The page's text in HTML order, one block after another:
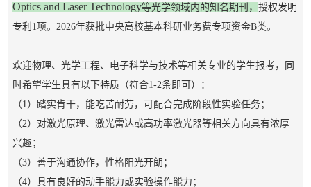
Optics and Laser Technology等光学领域内的知名期刊， 授权发明
专利1项。2026年获批中央高校基本科研业务费专项资金B类。
欢迎物理、光学工程、电子科学与技术等相关专业的学生报考，同
时希望学生具有以下特质（符合1-2条即可）：
（1）踏实肯干，能吃苦耐劳，可配合完成阶段性实验任务；
（2）对激光原理、激光雷达或高功率激光器等相关方向具有浓厚
兴趣；
（3）善于沟通协作，性格阳光开朗；
（4）具有良好的动手能力或实验操作能力；